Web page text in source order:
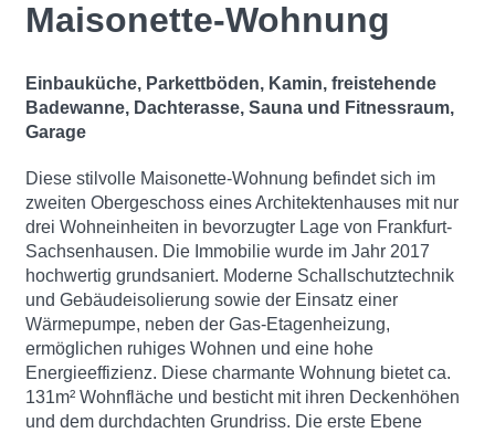
Maisonette-Wohnung
Einbauküche, Parkettböden, Kamin, freistehende
Badewanne, Dachterasse, Sauna und Fitnessraum,
Garage
Diese stilvolle Maisonette-Wohnung befindet sich im
zweiten Obergeschoss eines Architektenhauses mit nur
drei Wohneinheiten in bevorzugter Lage von Frankfurt-
Sachsenhausen. Die Immobilie wurde im Jahr 2017
hochwertig grundsaniert. Moderne Schallschutztechnik
und Gebäudeisolierung sowie der Einsatz einer
Wärmepumpe, neben der Gas-Etagenheizung,
ermöglichen ruhiges Wohnen und eine hohe
Energieeffizienz. Diese charmante Wohnung bietet ca.
131m² Wohnfläche und besticht mit ihren Deckenhöhen
und dem durchdachten Grundriss. Die erste Ebene